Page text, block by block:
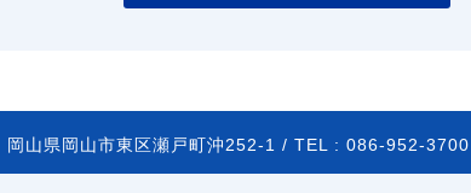
岡山県岡山市東区瀬戸町沖252-1 / TEL : 086-952-3700